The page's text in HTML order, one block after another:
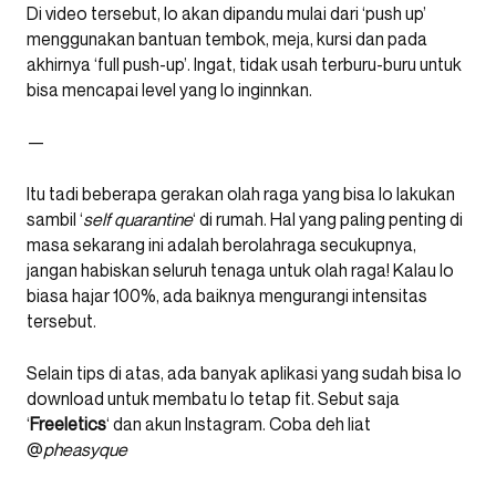
Di video tersebut, lo akan dipandu mulai dari ‘push up’
menggunakan bantuan tembok, meja, kursi dan pada
akhirnya ‘full push-up’. Ingat, tidak usah terburu-buru untuk
bisa mencapai level yang lo inginnkan.
—
Itu tadi beberapa gerakan olah raga yang bisa lo lakukan
sambil ‘self quarantine‘ di rumah. Hal yang paling penting di
masa sekarang ini adalah berolahraga secukupnya,
jangan habiskan seluruh tenaga untuk olah raga! Kalau lo
biasa hajar 100%, ada baiknya mengurangi intensitas
tersebut.
Selain tips di atas, ada banyak aplikasi yang sudah bisa lo
download untuk membatu lo tetap fit. Sebut saja
‘Freeletics‘ dan akun Instagram. Coba deh liat
@pheasyque